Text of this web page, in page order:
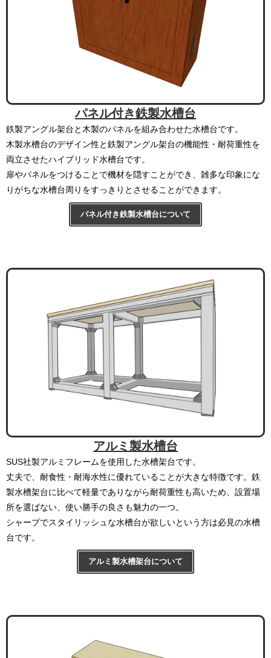
パネル付き鉄製水槽台
鉄製アングル架台と木製のパネルを組み合わせた水槽台です。
木製水槽台のデザイン性と鉄製アングル架台の機能性・耐荷重性を
両立させたハイブリッド水槽台です。
扉やパネルをつけることで機材を隠すことができ、雑多な印象にな
りがちな水槽台周りをすっきりとさせることができます。
パネル付き鉄製水槽台について
アルミ製水槽台
SUS社製アルミフレームを使用した水槽架台です。
丈夫で、耐食性・耐海水性に優れていることが大きな特徴です。鉄
製水槽架台に比べて軽量でありながら耐荷重性も高いため、設置場
所を選ばない、使い勝手の良さも魅力の一つ。
シャープでスタイリッシュな水槽台が欲しいという方は必見の水槽
台です。
アルミ製水槽架台について